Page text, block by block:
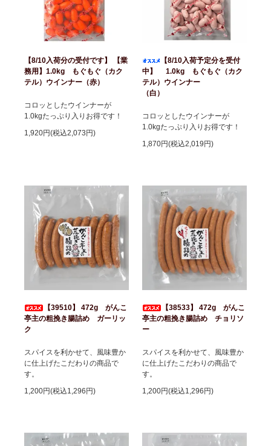
【8/10入荷分の受付です】 【業
務用】1.0kg もぐもぐ（カク
テル）ウインナー（赤）
コロッとしたウインナーが
1.0kgたっぷり入りお得です！
1,920円(税込2,073円)
【8/10入荷予定分を受付
中】 1.0kg もぐもぐ（カク
テル）ウインナー
（白）
コロッとしたウインナーが
1.0kgたっぷり入りお得です！
1,870円(税込2,019円)
【39510】 472g がんこ
亭主の粗挽き腸詰め ガーリッ
ク
スパイスを利かせて、風味豊か
に仕上げたこだわりの商品で
す。
1,200円(税込1,296円)
【38533】 472g がんこ
亭主の粗挽き腸詰め チョリソ
ー
スパイスを利かせて、風味豊か
に仕上げたこだわりの商品で
す。
1,200円(税込1,296円)